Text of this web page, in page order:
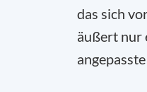
das sich
äußert nur